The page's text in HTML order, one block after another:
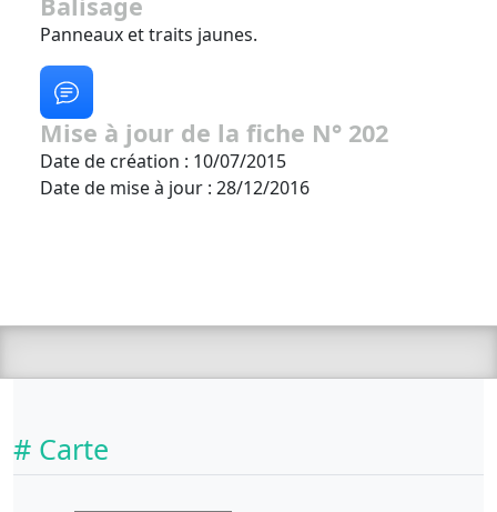
Panneaux et traits jaunes.
Mise à jour de la fiche N° 202
Date de création : 10/07/2015
Date de mise à jour : 28/12/2016
# Carte